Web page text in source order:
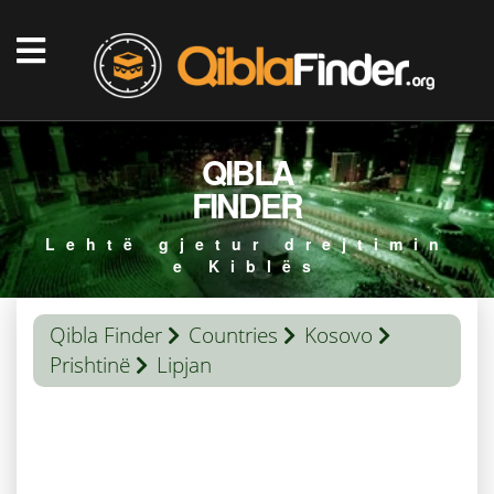
QIBLA
FINDER
Lehtë gjetur drejtimin
e Kiblës
Qibla Finder Countries
Kosovo
Prishtinë
Lipjan